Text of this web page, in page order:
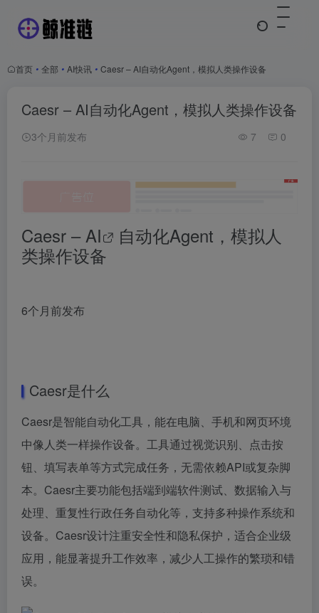
首页 • 全部 • AI快讯 • Caesr – AI自动化Agent，模拟人类操作设备
Caesr – AI自动化Agent，模拟人类操作设备
3个月前发布 7 0
Caesr – AI
自动化Agent，模拟人
类操作设备
6个月前发布
Caesr是什么
Caesr是智能自动化工具，能在电脑、手机和网页环境
中像人类一样操作设备。工具通过视觉识别、点击按
钮、填写表单等方式完成任务，无需依赖API或复杂脚
本。Caesr主要功能包括端到端软件测试、数据输入与
处理、重复性行政任务自动化等，支持多种操作系统和
设备。Caesr设计注重安全性和隐私保护，适合企业级
应用，能显著提升工作效率，减少人工操作的繁琐和错
误。